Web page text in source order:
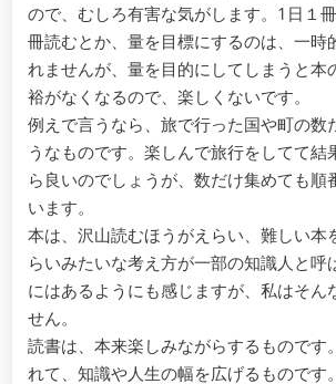
ので、むしろ有害な気がします。1日１
冊読むとか、量を目標にするのは、一時
れませんが、量を目的にしてしまうと本
裕がなくなるので、楽しくないです。
例えで言うなら、旅で行った国や町の数
うなものです。楽しんで旅行をしてて結
ら良いのでしょうが、数だけ集めても順
います。
本は、沢山読むほうがえらい、難しい本
らいみたいな考え方が一部の知識人と呼
にはあるようにも感じますが、私はそん
せん。
読書は、本来楽しみながらするものです
れて、知識や人生の幅を広げるものです。